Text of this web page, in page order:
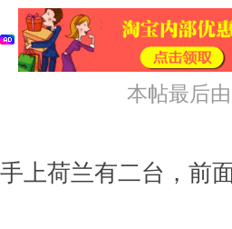
本帖最后
手上荷兰有二台，前